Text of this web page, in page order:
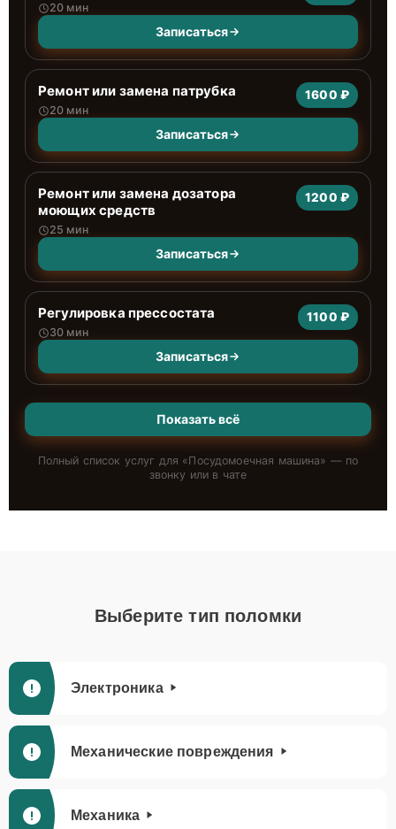
20 мин
Записаться
Ремонт или замена патрубка
20 мин
1600 ₽
Записаться
Ремонт или замена дозатора
моющих средств
25 мин
1200 ₽
Записаться
Регулировка прессостата
30 мин
1100 ₽
Записаться
Показать всё
Полный список услуг для «Посудомоечная машина» — по
звонку или в чате
Выберите тип поломки
Электроника
Механические повреждения
Механика